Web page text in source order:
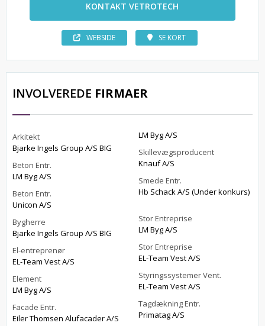
KONTAKT VETROTECH
WEBSIDE SE KORT
INVOLVEREDE FIRMAER
Arkitekt
Bjarke Ingels Group A/S BIG
Beton Entr.
LM Byg A/S
Beton Entr.
Unicon A/S
Bygherre
Bjarke Ingels Group A/S BIG
El-entreprenør
EL-Team Vest A/S
Element
LM Byg A/S
Facade Entr.
Eiler Thomsen Alufacader A/S
LM Byg A/S
Skillevægsproducent
Knauf A/S
Smede Entr.
Hb Schack A/S (Under konkurs)
Stor Entreprise
LM Byg A/S
Stor Entreprise
EL-Team Vest A/S
Styringssystemer Vent.
EL-Team Vest A/S
Tagdækning Entr.
Primatag A/S